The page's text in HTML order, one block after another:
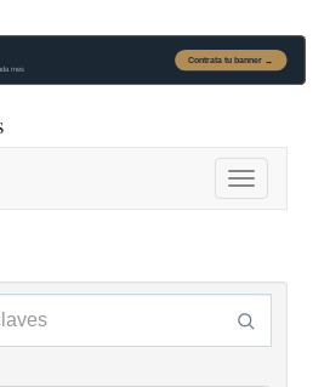
Alternar
navegación